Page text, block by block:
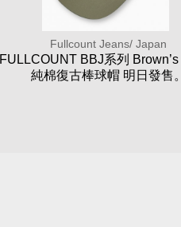
Fullcount Jeans/ Japan
FULLCOUNT BBJ系列
純棉復古棒球帽 明日發售。